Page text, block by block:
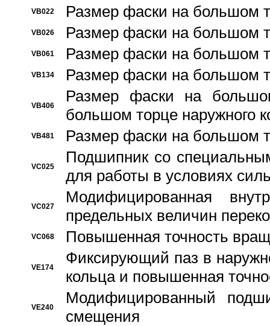
VB022 Размер фаски на большом
VB026 Размер фаски на большом
VB061 Размер фаски на большом
VB134 Размер фаски на большом
VB406
Размер фаски на
большом торце наружного
VB481 Размер фаски на большом
VC025
Подшипник со
для работы в условиях
VC027
Модифицированная
предельных величин
VC068 Повышенная точность
VE174
Фиксирующий паз в
кольца и повышенная
VE240
Модифицированный
смещения